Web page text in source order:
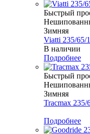
Быстрый
Зимняя
Viatti 235/65/
В наличии
Подробнее
Быстрый
Зимняя
Tracmax 235/
Подробнее